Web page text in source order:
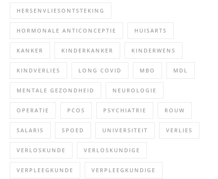
HERSENVLIESONTSTEKING
HORMONALE ANTICONCEPTIE HUISARTS
KANKER KINDERKANKER KINDERWENS
KINDVERLIES LONG COVID MBO MDL
MENTALE GEZONDHEID NEUROLOGIE
OPERATIE PCOS PSYCHIATRIE ROUW
SALARIS SPOED UNIVERSITEIT VERLIES
VERLOSKUNDE VERLOSKUNDIGE
VERPLEEGKUNDE VERPLEEGKUNDIGE